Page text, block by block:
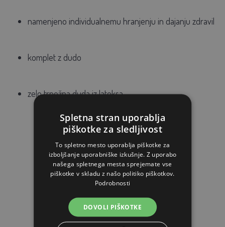
namenjeno individualnemu hranjenju in dajanju zdravil
komplet z dudo
zelo trpežna duda iz lateksa
PODOBNI IZDELKI
Spletna stran uporablja
piškotke za sledljivost
To spletno mesto uporablja piškotke za
izboljšanje uporabniške izkušnje. Z uporabo
našega spletnega mesta sprejemate vse
piškotke v skladu z našo politiko piškotkov.
Podrobnosti
DOVOLI PIŠKOTKE